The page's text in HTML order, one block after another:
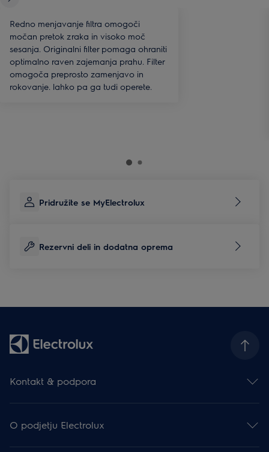
Redno menjavanje filtra omogoči
močan pretok zraka in visoko moč
sesanja. Originalni filter pomaga ohraniti
optimalno raven zajemanja prahu. Filter
omogoča preprosto zamenjavo in
rokovanje. lahko pa ga tudi operete.
Pridružite se MyElectrolux
Rezervni deli in dodatna oprema
Kontakt & podpora
Prijava na e-novice
Facebook
Instagram
O podjetju Electrolux